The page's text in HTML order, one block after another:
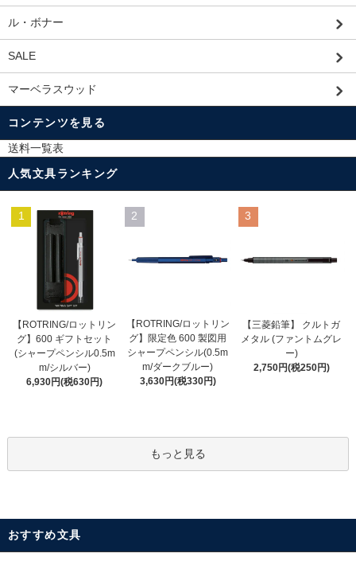
ル・ボナー
SALE
マーベラスウッド
コンテンツを見る
送料一覧表
人気文具ランキング
1
【ROTRING/ロットリン
グ】600 ギフトセット
(シャープペンシル0.5m
m/シルバー)
6,930円(税630円)
2
【ROTRING/ロットリン
グ】限定色 600 製図用
シャープペンシル(0.5m
m/ダークブルー)
3,630円(税330円)
3
【三菱鉛筆】 クルトガ
メタル (ファントムグレ
ー)
2,750円(税250円)
もっと見る
おすすめ文具